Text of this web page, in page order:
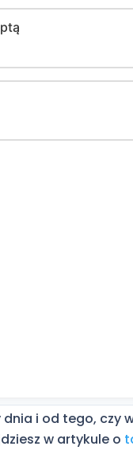
i od tego, czy
w artykule o